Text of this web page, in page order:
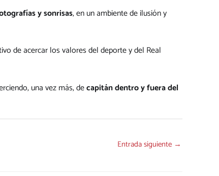
y sonrisas, en un ambiente de ilusión y
de acercar los valores del deporte y del Real
una vez más, decapitán dentro y fuera del
Entrada siguiente →